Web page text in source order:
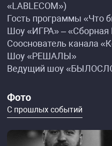
«LABLECOM»)
Гость программы «Что
Шоу «ИГРА» – «Сборная
Сооснователь канала
Шоу «РЕШАЛЫ»
Ведущий шоу
Фото
С прошлых событий